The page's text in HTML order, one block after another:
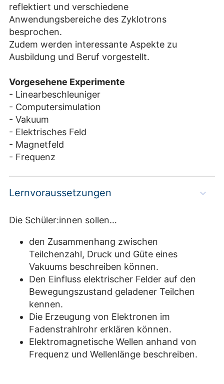
reflektiert und verschiedene
Anwendungsbereiche des Zyklotrons
besprochen.
Zudem werden interessante Aspekte zu
Ausbildung und Beruf vorgestellt.
Vorgesehene Experimente
- Linearbeschleuniger
- Computersimulation
- Vakuum
- Elektrisches Feld
- Magnetfeld
- Frequenz
Lernvoraussetzungen
Die Schüler:innen sollen…
den Zusammenhang zwischen
Teilchenzahl, Druck und Güte eines
Vakuums beschreiben können.
Den Einfluss elektrischer Felder auf den
Bewegungszustand geladener Teilchen
kennen.
Die Erzeugung von Elektronen im
Fadenstrahlrohr erklären können.
Elektromagnetische Wellen anhand von
Frequenz und Wellenlänge beschreiben.